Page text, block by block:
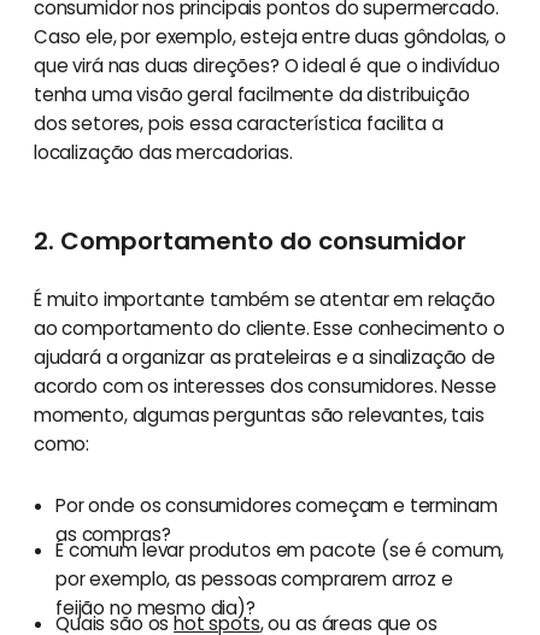
consumidor nos principais pontos do supermercado.
Caso ele, por exemplo, esteja entre duas gôndolas, o
que virá nas duas direções? O ideal é que o indivíduo
tenha uma visão geral facilmente da distribuição
dos setores, pois essa característica facilita a
localização das mercadorias.
2. Comportamento do consumidor
É muito importante também se atentar em relação
ao comportamento do cliente. Esse conhecimento o
ajudará a organizar as prateleiras e a sinalização de
acordo com os interesses dos consumidores. Nesse
momento, algumas perguntas são relevantes, tais
como:
Por onde os consumidores começam e terminam
as compras?
É comum levar produtos em pacote (se é comum,
por exemplo, as pessoas comprarem arroz e
feijão no mesmo dia)?
Quais são oshot spots, ou as áreas que os